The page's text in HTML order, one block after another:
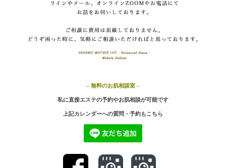
– 無料のお肌相談室 –
私に直接エステの予約やお肌相談が可能です
上記カ レンダーへの質問・予約もこちら